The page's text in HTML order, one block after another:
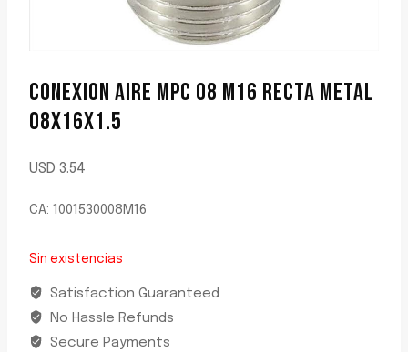
CONEXION AIRE MPC 08 M16 RECTA METAL
08X16X1.5
USD 3.54
CA: 1001530008M16
Sin existencias
Satisfaction Guaranteed
No Hassle Refunds
Secure Payments